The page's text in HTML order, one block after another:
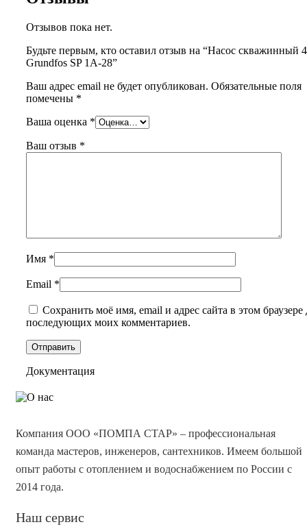
Отзывов пока нет.
Будьте первым, кто оставил отзыв на “Насос скважинный
Grundfos SP 1A-28”
Ваш адрес email не будет опубликован. Обязательные поля
помечены *
Ваша оценка *
Ваш отзыв *
Имя *
Email *
Сохранить моё имя, email и адрес сайта в этом браузере
последующих моих комментариев.
Документация
Компания ООО «ПОМПА СТАР» – профессиональная
команда мастеров, инженеров, сантехников. Имеем большой
опыт работы с отоплением и водоснабжением по России с
2014 года.
Наш сервис